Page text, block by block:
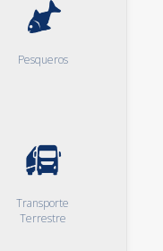
Pesqueros
Transporte
Terrestre